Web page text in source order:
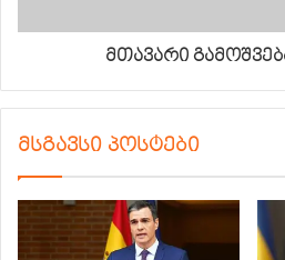
მთავარი
მსგავსი პოსტები